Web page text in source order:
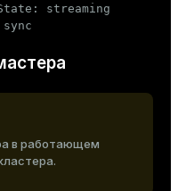
streaming
в работающем